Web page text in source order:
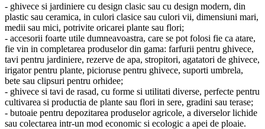
- ghivece si jardiniere cu design clasic sau cu design modern, din
plastic sau ceramica, in culori clasice sau culori vii, dimensiuni mari,
medii sau mici, potrivite oricarei plante sau flori;
- accesorii foarte utile dumneavoastra, care se pot folosi fie ca atare,
fie vin in completarea produselor din gama: farfurii pentru ghivece,
tavi pentru jardiniere, rezerve de apa, stropitori, agatatori de ghivece,
irigator pentru plante, picioruse pentru ghivece, suporti umbrela,
bete sau clipsuri pentru orhidee;
- ghivece si tavi de rasad, cu forme si utilitati diverse, perfecte pentru
cultivarea si productia de plante sau flori in sere, gradini sau terase;
- butoaie pentru depozitarea produselor agricole, a diverselor lichide
sau colectarea intr-un mod economic si ecologic a apei de ploaie.